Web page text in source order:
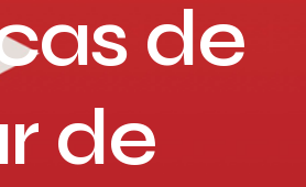
Assurance auto Toulouse
de
de